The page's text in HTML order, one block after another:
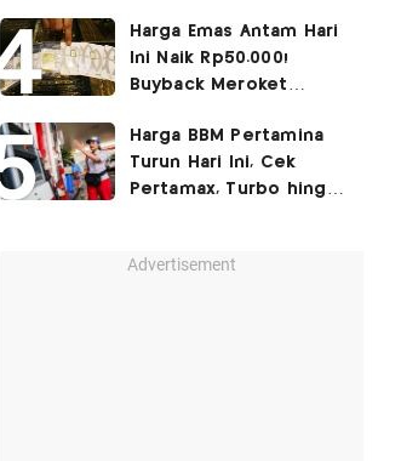
Harga Emas Antam Hari
Ini Naik Rp50.000!
Buyback Meroket
Harga BBM Pertamina
Turun Hari Ini, Cek
Pertamax, Turbo hingga
Advertisement